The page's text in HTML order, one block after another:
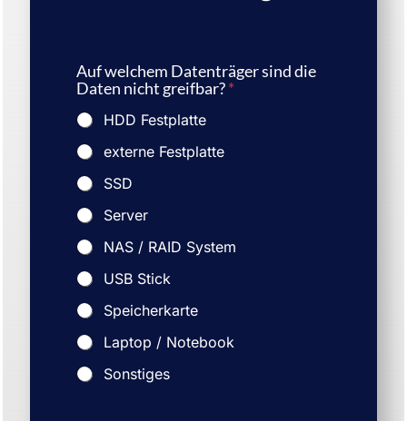
Auf welchem Datenträger sind die
Daten nicht greifbar?*
HDD Festplatte
externe Festplatte
SSD
Server
NAS / RAID System
USB Stick
Speicherkarte
Laptop / Notebook
Sonstiges